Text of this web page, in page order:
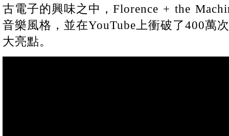
古電子的興味之中，Florence + the
音樂風格，並在YouTube上衝破了400萬
大亮點。